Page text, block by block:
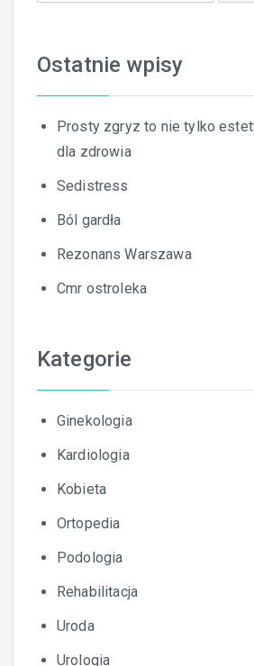
Ostatnie wpisy
Prosty zgryz to nie tylko
dla zdrowia
Sedistress
Ból gardła
Rezonans Warszawa
Cmr ostroleka
Kategorie
Ginekologia
Kardiologia
Kobieta
Ortopedia
Podologia
Rehabilitacja
Uroda
Urologia